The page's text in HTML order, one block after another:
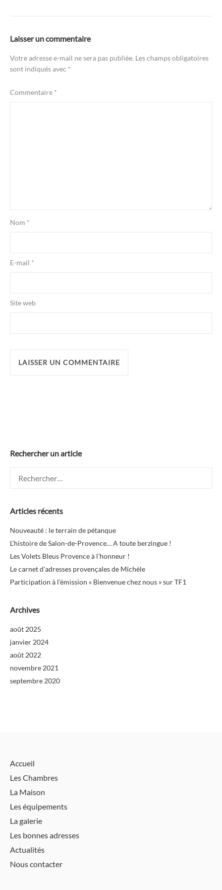
Laisser un commentaire
Votre adresse e-mail ne sera pas publiée. Les champs obligatoires
sont indiqués avec *
Commentaire *
Nom *
E-mail *
Site web
Rechercher un article
Articles récents
Nouveauté : le terrain de pétanque
L’histoire de Salon-de-Provence… A toute berzingue !
Les Volets Bleus Provence à l’honneur !
Le carnet d’adresses provençales de Michèle
Participation à l’émission « Bienvenue chez nous » sur TF1
Archives
août 2025
janvier 2024
août 2022
novembre 2021
septembre 2020
Accueil
Les Chambres
La Maison
Les équipements
La galerie
Les bonnes adresses
Actualités
Nous contacter